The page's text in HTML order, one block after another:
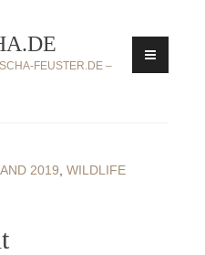
FEUSTER.DE –
2019 WILDLIFE